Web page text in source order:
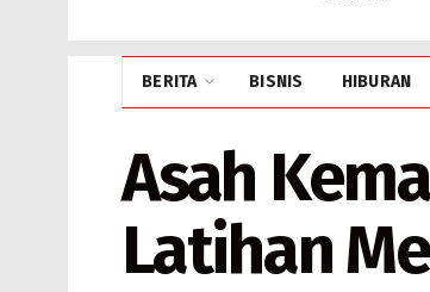
BERITA BISNIS HIBURAN
Asah
Latihan